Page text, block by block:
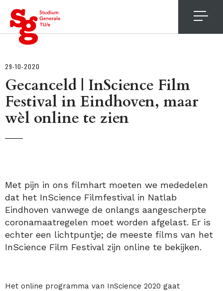
29-10-2020
Gecanceld | InScience Film
Festival in Eindhoven, maar
wèl online te zien
Met pijn in ons filmhart moeten we mededelen
dat het InScience Filmfestival in Natlab
Eindhoven vanwege de onlangs aangescherpte
coronamaatregelen moet worden afgelast. Er is
echter een lichtpuntje; de meeste films van het
InScience Film Festival zijn online te bekijken.
Het online programma van InScience 2020 gaat